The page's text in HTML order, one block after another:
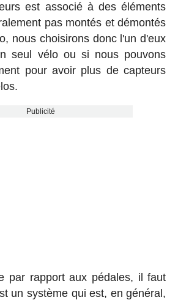
est associé à des éléments
pas montés et démontés
nous choisirons donc l'un d'eux
seul vélo ou si nous pouvons
pour avoir plus de capteurs
Publicité
par rapport aux pédales, il faut
un système qui est, en général,